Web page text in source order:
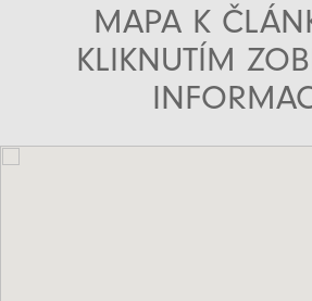
MAPA K
KLIKNUTÍM